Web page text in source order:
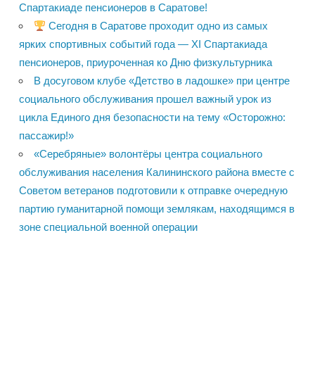
Спартакиаде пенсионеров в Саратове!
Сегодня в Саратове проходит одно из самых
ярких спортивных событий года — XI Спартакиада
пенсионеров, приуроченная ко Дню физкультурника
В досуговом клубе «Детство в ладошке» при центре
социального обслуживания прошел важный урок из
цикла Единого дня безопасности на тему «Осторожно:
пассажир!»
«Серебряные» волонтёры центра социального
обслуживания населения Калининского района вместе с
Советом ветеранов подготовили к отправке очередную
партию гуманитарной помощи землякам, находящимся в
зоне специальной военной операции